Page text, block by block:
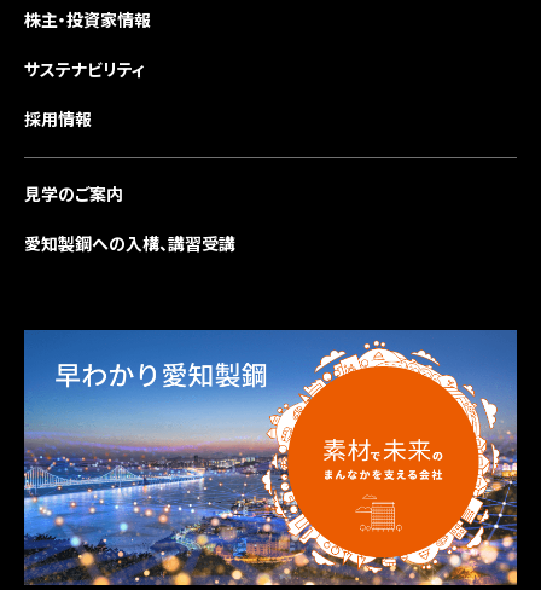
株主・投資家情報
サステナビリティ
採用情報
見学のご案内
愛知製鋼への入構、講習受講